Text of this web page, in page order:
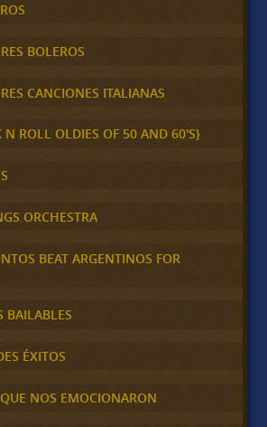
BOLEROS
CANCIONES ITALIANAS
N ROLL OLDIES OF 50 AND 60'S}
ORCHESTRA
BEAT ARGENTINOS FOR
BAILABLES
ÉXITOS
NOS EMOCIONARON